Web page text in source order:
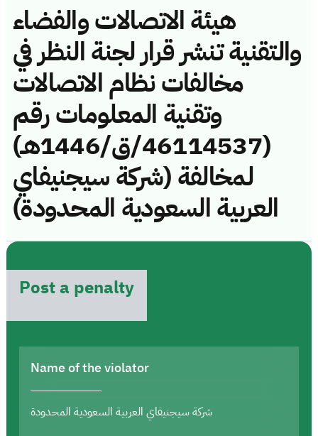
هيئة الاتصالات والفضاء
والتقنية تنشر قرار لجنة النظر في
مخالفات نظام الاتصالات
وتقنية المعلومات رقم
(46114537/ق/1446هـ)
لمخالفة (شركة سيجنيفاي
العربية السعودية المحدودة)
Post a penalty
Name of the violator
شركة سيجنيفاي العربية السعودية المحدودة